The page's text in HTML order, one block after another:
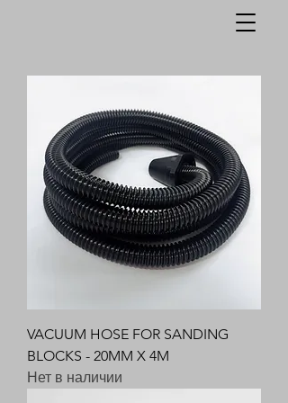
VACUUM HOSE FOR SANDING
BLOCKS - 20MM X 4M
Нет в наличии